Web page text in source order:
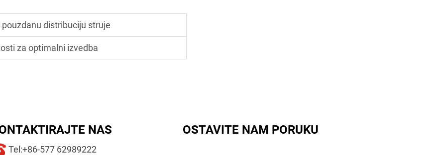
distribuciju struje
za optimalni izvedba
NAS
Tel:+86-577 62989222
OSTAVITE NAM PORUKU